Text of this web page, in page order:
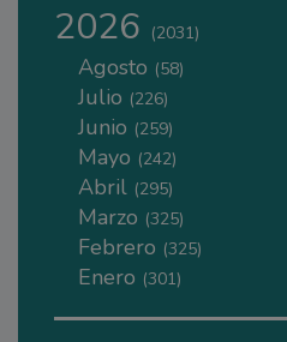
2026 (2031)
Agosto (58)
Julio (226)
Junio (259)
Mayo (242)
Abril (295)
Marzo (325)
Febrero (325)
Enero (301)